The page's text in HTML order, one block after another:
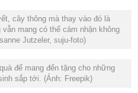
cây thông mà thay vào đó là
mang có thể cảm nhận không
Jutzeler, suju-foto)
để mang đến tặng cho những
sắp tới. (Ảnh: Freepik)